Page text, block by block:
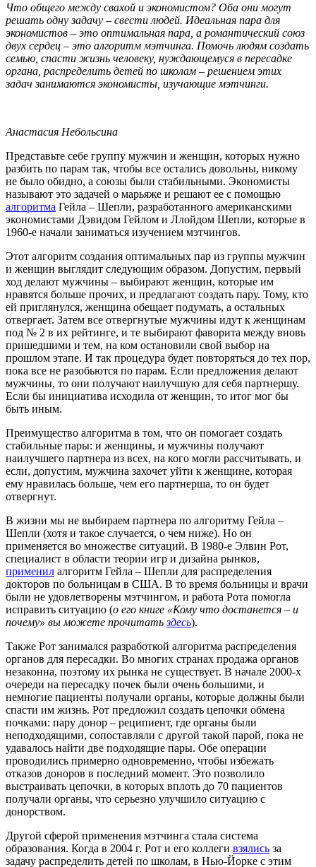
Что общего между свахой и экономистом? Оба они могут
решать одну задачу – свести людей. Идеальная пара для
экономистов – это оптимальная пара, а романтический союз
двух сердец – это алгоритм мэтчинга. Помочь людям создать
семью, спасти жизнь человеку, нуждающемуся в пересадке
органа, распределить детей по школам – решением этих
задач занимаются экономисты, изучающие мэтчинги.
Анастасия Небольсина
Представьте себе группу мужчин и женщин, которых нужно
разбить по парам так, чтобы все остались довольны, никому
не было обидно, а союзы были стабильными. Экономисты
называют это задачей о марьяже и решают ее с помощью
алгоритма Гейла – Шепли, разработанного американскими
экономистами Дэвидом Гейлом и Ллойдом Шепли, которые в
1960-е начали заниматься изучением мэтчингов.
Этот алгоритм создания оптимальных пар из группы мужчин
и женщин выглядит следующим образом. Допустим, первый
ход делают мужчины – выбирают женщин, которые им
нравятся больше прочих, и предлагают создать пару. Тому, кто
ей приглянулся, женщина обещает подумать, а остальных
отвергает. Затем все отвергнутые мужчины идут к женщинам
под № 2 в их рейтинге, и те выбирают фаворита между вновь
пришедшими и тем, на ком остановили свой выбор на
прошлом этапе. И так процедура будет повторяться до тех пор,
пока все не разобьются по парам. Если предложения делают
мужчины, то они получают наилучшую для себя партнершу.
Если бы инициатива исходила от женщин, то итог мог бы
быть иным.
Преимущество алгоритма в том, что он помогает создать
стабильные пары: и женщины, и мужчины получают
наилучшего партнера из всех, на кого могли рассчитывать, и
если, допустим, мужчина захочет уйти к женщине, которая
ему нравилась больше, чем его партнерша, то он будет
отвергнут.
В жизни мы не выбираем партнера по алгоритму Гейла –
Шепли (хотя и такое случается, о чем ниже). Но он
применяется во множестве ситуаций. В 1980-е Элвин Рот,
специалист в области теории игр и дизайна рынков,
применил алгоритм Гейла – Шепли для распределения
докторов по больницам в США. В то время больницы и врачи
были не удовлетворены мэтчингом, и работа Рота помогла
исправить ситуацию (о его книге «Кому что достанется – и
почему» вы можете прочитатьздесь).
Также Рот занимался разработкой алгоритма распределения
органов для пересадки. Во многих странах продажа органов
незаконна, поэтому их рынка не существует. В начале 2000-х
очереди на пересадку почек были очень большими, и
немногие пациенты получали органы, которые должны были
спасти им жизнь. Рот предложил создать цепочки обмена
почками: пару донор – реципиент, где органы были
неподходящими, сопоставляли с другой такой парой, пока не
удавалось найти две подходящие пары. Обе операции
проводились примерно одновременно, чтобы избежать
отказов доноров в последний момент. Это позволило
выстраивать цепочки, в которых вплоть до 70 пациентов
получали органы, что серьезно улучшило ситуацию с
донорством.
Другой сферой применения мэтчинга стала система
образования. Когда в 2004 г. Рот и его коллеги взялись за
задачу распределить детей по школам, в Нью-Йорке с этим